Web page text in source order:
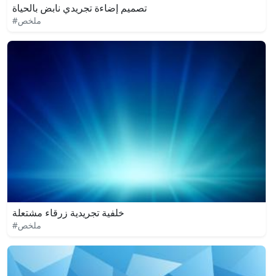
تصميم إضاءة تجريدي نابض بالحياة
#ملخص
خلفية تجريدية زرقاء مشتعلة
#ملخص